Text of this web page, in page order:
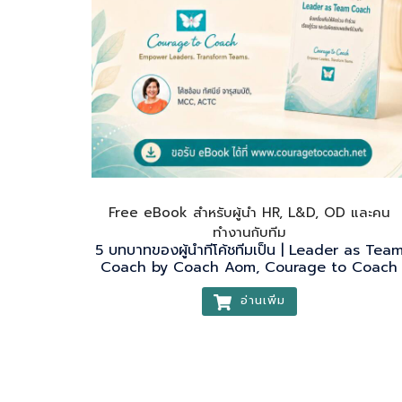
Free eBook สำหรับผู้นำ HR, L&D, OD และคน
ทำงานกับทีม
5 บทบาทของผู้นําทีโค้ชทีมเป็น | Leader as
Coach by Coach Aom, Courage to Coach
อ่านเพิ่ม